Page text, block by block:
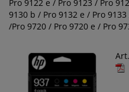
Pro 9122 e / Pro 9123 / Pro
9130 b / Pro 9132 e / Pro
/Pro 9720 / Pro 9720 e / Pro